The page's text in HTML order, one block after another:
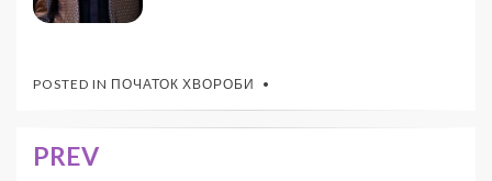
POSTED IN ПОЧАТОК ХВОРОБИ
PREV